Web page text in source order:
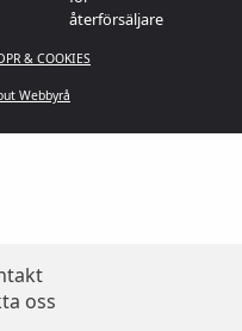
& COOKIES
Webbyrå
oss